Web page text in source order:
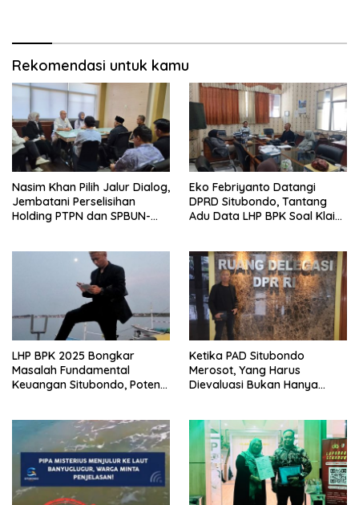
Rekomendasi untuk kamu
Nasim Khan Pilih Jalur Dialog,
Jembatani Perselisihan
Holding PTPN dan SPBUN-
Eko Febriyanto Datangi
DPRD Situbondo, Tantang
Adu Data LHP BPK Soal Klaim
LHP BPK 2025 Bongkar
Masalah Fundamental
Keuangan Situbondo, Potensi
dipertanyakan
Ketika PAD Situbondo
Merosot, Yang Harus
Dievaluasi Bukan Hanya
Rumah Tangganya Sendiri.